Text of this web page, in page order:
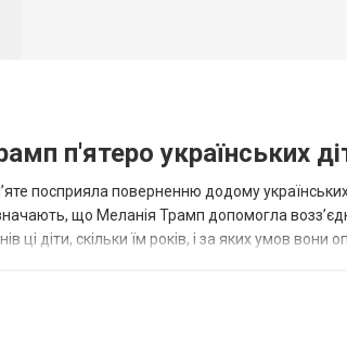
п'ятеро українських
посприяла поверненню додому
що Меланія Трамп допомогла
ці діти, скільки їм років, і за яких умов